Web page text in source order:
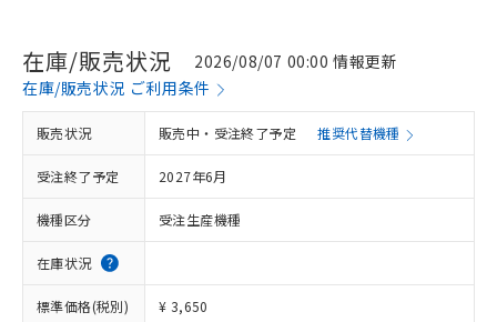
在庫/販売状況
2026/08/07 00:00 情報更新
在庫/販売状況 ご利用条件
販売状況 販売中・受注終了予定 推奨代替機種
受注終了予定 2027年6月
機種区分 受注生産機種
在庫状況
標準価格(税別) ¥ 3,650